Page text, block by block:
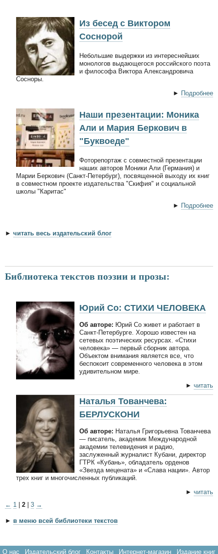
Из бесед с Виктором
Соснорой
Небольшие выдержки из интереснейших
монологов выдающегося российского поэта
и философа Виктора Александровича
Сосноры.
► Подробнее
Наши презентации: Моника
Али и Мария Беркович в
"Буквоеде"
Фоторепортаж с совместной презентации
наших авторов Моники Али (Германия) и
Марии Беркович (Санкт-Петербург), посвященной выходу их книг
в совместном проекте издательства "Скифия" и социальной
школы "Каритас"
► Подробнее
► читать весь издательский блог
Библиотека текстов поэзии и прозы:
Юрий Со: СТИХИ ЧЕЛОВЕКА
Об авторе: Юрий Со живет и работает в
Санкт-Петербурге. Хорошо известен на
сетевых поэтических ресурсах. «Стихи
человека» — первый сборник автора.
Объектом внимания является все, что
беспокоит современного человека в этом
удивительном мире.
► читать
Наталья Тованчева:
БЕРЛУСКОНИ
Об авторе: Наталья Григорьевна Тованчева
— писатель, академик Международной
академии телевидения и радио,
заслуженный журналист Кубани, директор
ГТРК «Кубань», обладатель орденов
«Звезда мецената» и «Слава нации». Автор
трех книг и многочисленных публикаций.
► читать
← 1 2 3 →
► в меню всей библиотеки текстов
О нас Издательский блог Контакты Интернет-магазин Издание книг